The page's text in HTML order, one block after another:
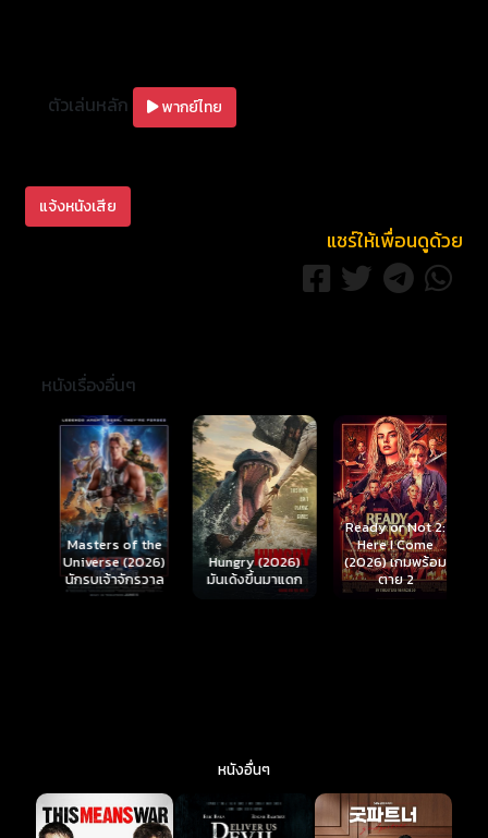
ตัวเล่นหลัก พากย์ไทย
แจ้งหนังเสีย
แชร์ให้เพื่อนดูด้วย
หนังเรื่องอื่นๆ
Masters of the
Universe (2026)
นักรบเจ้าจักรวาล
Hungry (2026)
มันเด้งขึ้นมาแดก
Ready or Not 2:
Here I Come
(2026) เกมพร้อม
ตาย 2
หนังอื่นๆ